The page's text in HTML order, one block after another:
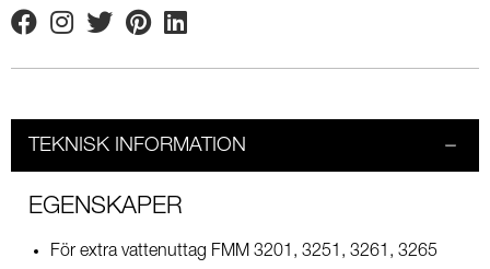
FacebookInstagram
TwitterPinterestLinkedin
TEKNISK INFORMATION
EGENSKAPER
För extra vattenuttag FMM 3201, 3251, 3261, 3265